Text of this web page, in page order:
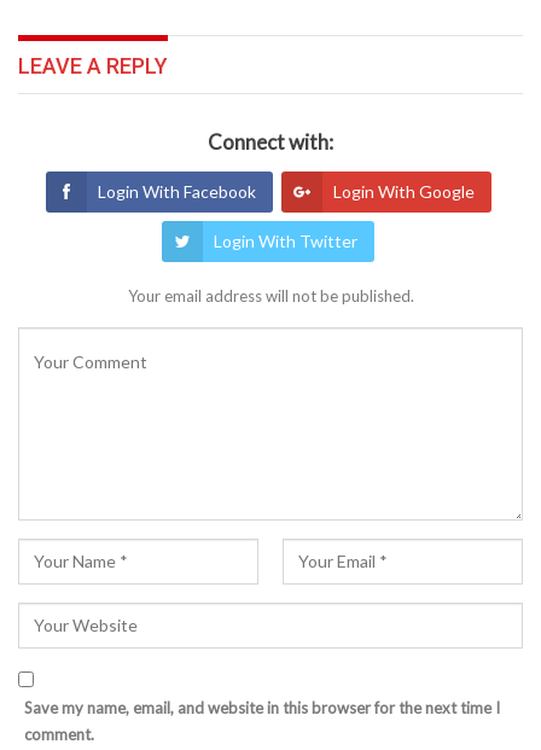
LEAVE A REPLY
Connect with:
Login With Facebook Login With Google
Login With Twitter
Your email address will not be published.
Save my name, email, and website in this browser for the next time I
comment.